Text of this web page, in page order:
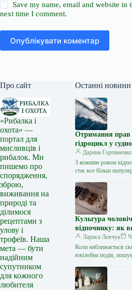
Save my name, email and website in
next time I comment.
Опублікувати коментар
Про сайт
«Рибалка і
охота» —
портал для
мисливців і
рибалок. Ми
пишемо про
спорядження,
зброю,
виживання на
природі та
ділимося
рецептами з
улову і
трофеїв. Наша
мета — бути
надійним
супутником
для кожного
любителя
Останні новини
Отримання прав
гідроцикл у
«Либідь-А»: від
іспиту
Дарина Горпиненко
З кожним роком
стає все більш
чи гідроциклом
горизонти…
Культура
відпочинку: як
стильний та
подарунок
Лариса Левчук
Коли наближається
ювілейна подія,
близької людини
перетворюється на
…